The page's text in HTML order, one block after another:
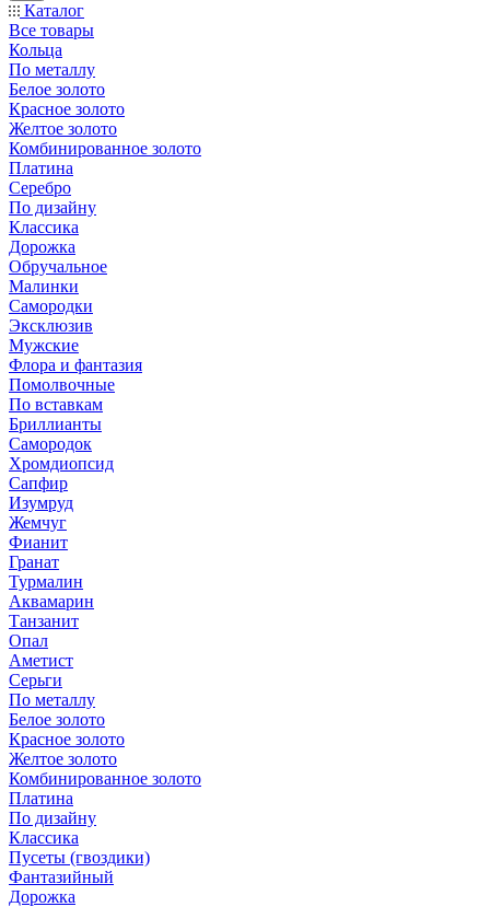
Каталог
Все товары
Кольца
По металлу
Белое золото
Красное золото
Желтое золото
Комбинированное золото
Платина
Серебро
По дизайну
Классика
Дорожка
Обручальное
Малинки
Самородки
Эксклюзив
Мужские
Флора и фантазия
Помолвочные
По вставкам
Бриллианты
Самородок
Хромдиопсид
Сапфир
Изумруд
Жемчуг
Фианит
Гранат
Турмалин
Аквамарин
Танзанит
Опал
Аметист
Серьги
По металлу
Белое золото
Красное золото
Желтое золото
Комбинированное золото
Платина
По дизайну
Классика
Пусеты (гвоздики)
Фантазийный
Дорожка